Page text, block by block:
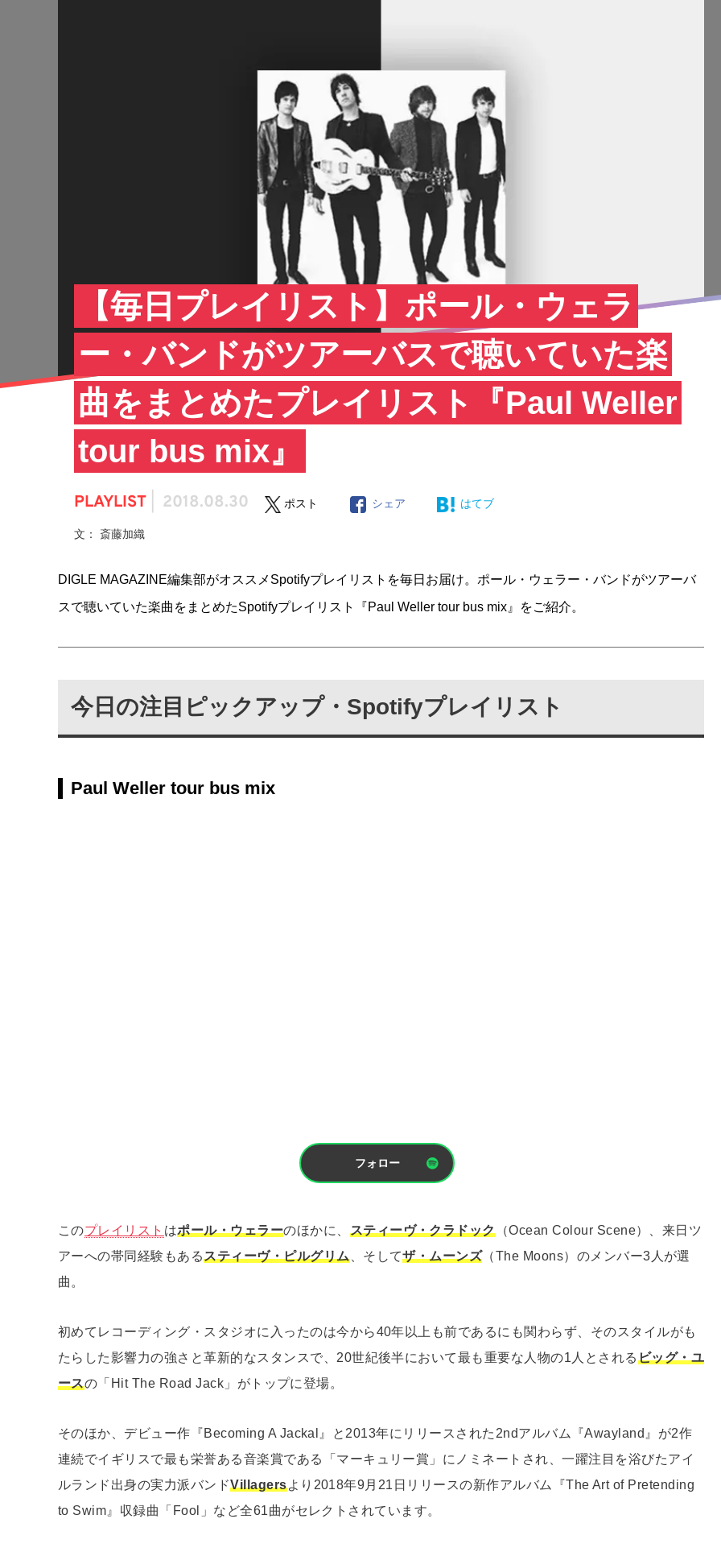
【毎日プレイリスト】ポール・ウェラ
ー・バンドがツアーバスで聴いていた楽
曲をまとめたプレイリスト『Paul Weller
tour bus mix』
PLAYLIST 2018.08.30 ポスト シェア はてブ
文： 斎藤加織
DIGLE MAGAZINE編集部がオススメSpotifyプレイリストを毎日お届け。ポール・ウェラー・バンドがツアーバ
スで聴いていた楽曲をまとめたSpotifyプレイリスト『Paul Weller tour bus mix』をご紹介。
今日の注目ピックアップ・Spotifyプレイリスト
Paul Weller tour bus mix
フォロー
このプレイリスト はポール・ウェラーのほかに、 スティーヴ・クラドック（Ocean Colour Scene）、来日ツ
アーへの帯同経験もあるスティーヴ・ピルグリム、そしてザ・ムーンズ（The Moons）のメンバー3人が選
曲。
初めてレコーディング・スタジオに入ったのは今から40年以上も前であるにも関わらず、そのスタイルがも
たらした影響力の強さと革新的なスタンスで、20世紀後半において最も重要な人物の1人とされるビッグ・ユ
ースの「Hit The Road Jack」がトップに登場。
そのほか、デビュー作『Becoming A Jackal』と2013年にリリースされた2ndアルバム『Awayland』が2作
連続でイギリスで最も栄誉ある音楽賞である「マーキュリー賞」にノミネートされ、一躍注目を浴びたアイ
ルランド出身の実力派バンドVillagersより2018年9月21日リリースの新作アルバム『The Art of Pretending
to Swim』収録曲「Fool」など全61曲がセレクトされています。